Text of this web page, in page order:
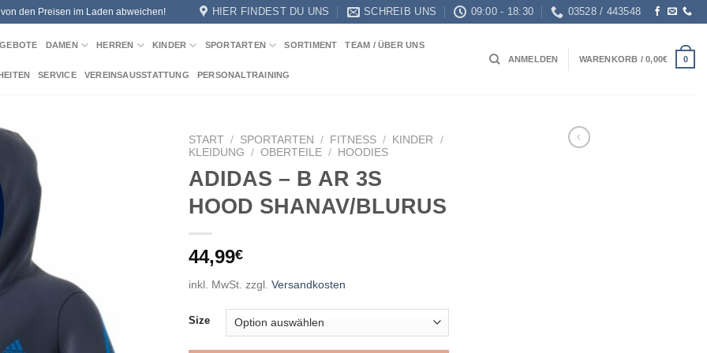
den Preisen im Laden abweichen! HIER FINDEST DU UNS SCHREIB UNS 09:00 - 18:30 03528 / 443548
DAMEN HERREN KINDER SPORTARTEN SORTIMENT TEAM / ÜBER UNS
SERVICE VEREINSAUSSTATTUNG PERSONALTRAINING
ANMELDEN WARENKORB /0,00€ 0
START / SPORTARTEN / FITNESS / KINDER
/
KLEIDUNG
/ OBERTEILE / HOODIES
ADIDAS – B AR 3S
HOOD SHANAV/BLURUS
44,99€
inkl. MwSt. zzgl. Versandkosten
Size